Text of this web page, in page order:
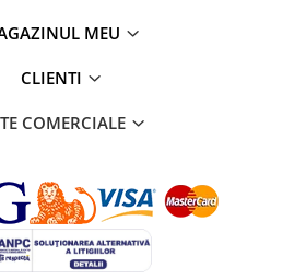
MEU
CLIENTI
COMERCIALE